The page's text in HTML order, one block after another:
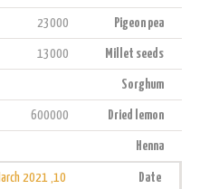
Pigeon pea
23000
Millet seeds
13000
Sorghum
Dried lemon
600000
Henna
Date
10, March 2021